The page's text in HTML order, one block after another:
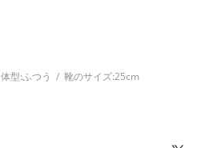
体型:ふつう 靴のサイズ:25cm